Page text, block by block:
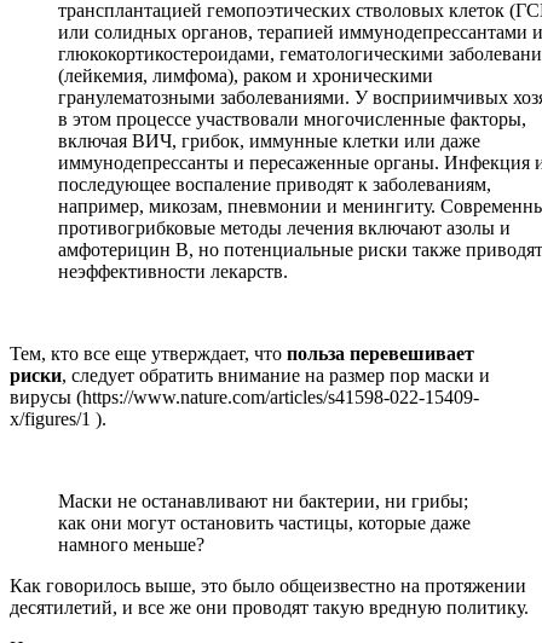
трансплантацией гемопоэтических стволовых клеток
или солидных органов, терапией иммунодепрессантами
глюкокортикостероидами, гематологическими
(лейкемия, лимфома), раком и хроническими
гранулематозными заболеваниями. У восприимчивых
в этом процессе участвовали многочисленные факторы,
включая ВИЧ, грибок, иммунные клетки или даже
иммунодепрессанты и пересаженные органы. Инфекция
последующее воспаление приводят к заболеваниям,
например, микозам, пневмонии и менингиту.
противогрибковые методы лечения включают азолы и
амфотерицин В, но потенциальные риски также
неэффективности лекарств.
Тем, кто все еще утверждает, что польза перевешивает
риски, следует обратить внимание на размер пор маски и
вирусы (https://www.nature.com/articles/s41598-022-15409-
x/figures/1 ).
Маски не останавливают ни бактерии, ни грибы;
как они могут остановить частицы, которые даже
намного меньше?
Как говорилось выше, это было общеизвестно на протяжении
десятилетий, и все же они проводят такую вредную политику.